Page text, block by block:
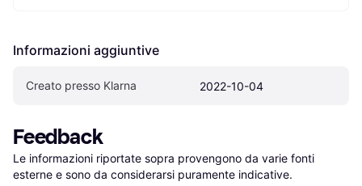
Informazioni aggiuntive
Creato presso Klarna 2022-10-04
Feedback
Le informazioni riportate sopra provengono da varie fonti
esterne e sono da considerarsi puramente indicative.